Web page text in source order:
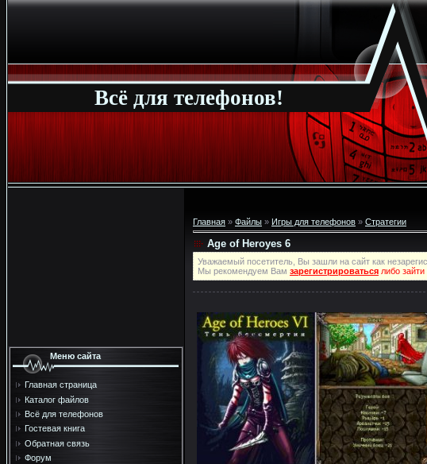
Всё для телефонов!
Меню сайта
Главная страница
Каталог файлов
Всё для телефонов
Гостевая книга
Обратная связь
Форум
Главная » Файлы » Игры для телефонов » Стратегии
Age of Heroyes 6
Уважаемый посетитель, Вы зашли на сайт как
Мы рекомендуем Вам зарегистрироваться либо